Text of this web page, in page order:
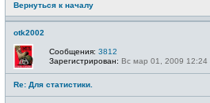
Вернуться к началу
otk2002
Сообщения: 3812
Зарегистрирован: Вс мар 01, 2009 12:24
Re: Для статистики.